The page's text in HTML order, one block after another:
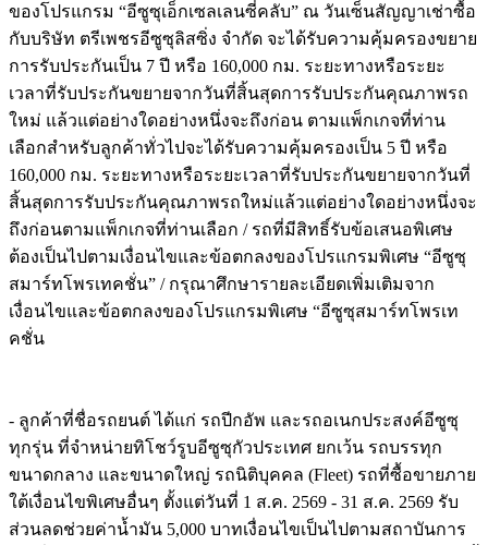
ของโปรแกรม “อีซูซุเอ็กเซลเลนซี่คลับ” ณ วันเซ็นสัญญาเช่าซื้อ
กับบริษัท ตรีเพชรอีซูซุลิสซิ่ง จำกัด จะได้รับความคุ้มครองขยาย
การรับประกันเป็น 7 ปี หรือ 160,000 กม. ระยะทางหรือระยะ
เวลาที่รับประกันขยายจากวันที่สิ้นสุดการรับประกันคุณภาพรถ
ใหม่ แล้วแต่อย่างใดอย่างหนึ่งจะถึงก่อน ตามแพ็กเกจที่ท่าน
เลือกสำหรับลูกค้าทั่วไปจะได้รับความคุ้มครองเป็น 5 ปี หรือ
160,000 กม. ระยะทางหรือระยะเวลาที่รับประกันขยายจากวันที่
สิ้นสุดการรับประกันคุณภาพรถใหม่แล้วแต่อย่างใดอย่างหนึ่งจะ
ถึงก่อนตามแพ็กเกจที่ท่านเลือก / รถที่มีสิทธิ์รับข้อเสนอพิเศษ
ต้องเป็นไปตามเงื่อนไขและข้อตกลงของโปรแกรมพิเศษ “อีซูซุ
สมาร์ทโพรเทคชั่น” / กรุณาศึกษารายละเอียดเพิ่มเติมจาก
เงื่อนไขและข้อตกลงของโปรแกรมพิเศษ “อีซูซุสมาร์ทโพรเท
คชั่น
- ลูกค้าที่ชื่อรถยนต์ ได้แก่ รถปีกอัพ และรถอเนกประสงค์อีซูซุ
ทุกรุ่น ที่จำหน่ายทิโชว์รูบอีซูซุกัวประเทศ ยกเว้น รถบรรทุก
ขนาดกลาง และขนาดใหญ่ รถนิติบุคคล (Fleet) รถที่ซื้อขายภาย
ใต้เงื่อนไขพิเศษอื่นๆ ตั้งแต่วันที่ 1 ส.ค. 2569 - 31 ส.ค. 2569 รับ
ส่วนลดช่วยค่าน้ำมัน 5,000 บาทเงื่อนไขเป็นไปตามสถาบันการ